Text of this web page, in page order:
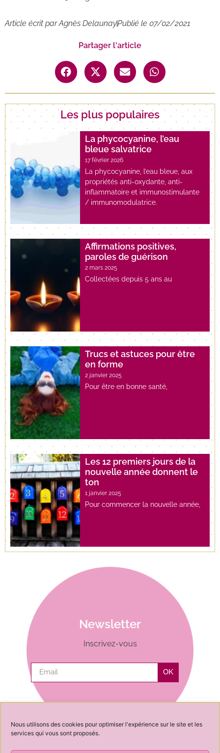
Nous utilisons des cookies pour optimiser l'expérience sur le site et les
services qui vous sont proposés.
Article écrit parAgnès DelaunayPublié le 07/02/2021
Partager l'article
Les plus populaires
La phycocyanine, l’eau
bleue salvatrice
17 février 2026
La phycocyanine, l’eau bleue, aux
propriétés anti-oxydante, anti-
inflammatoire et immunostimulante
/ immunomodulatrice.
Affirmations positives,
paroles de guérison
2 mars 2025
Collectées depuis 5 ans au
Trucs et astuces pour être
en forme
2 janvier 2025
Pour être en bonne santé,
Les 12 premiers jours de la
nouvelle année donnent le
ton
1 janvier 2025
Pour commencer la nouvelle année,
Newsletter
Inscrivez-vous
OK